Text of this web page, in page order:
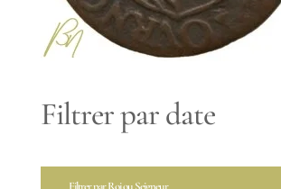
Filtrer par date